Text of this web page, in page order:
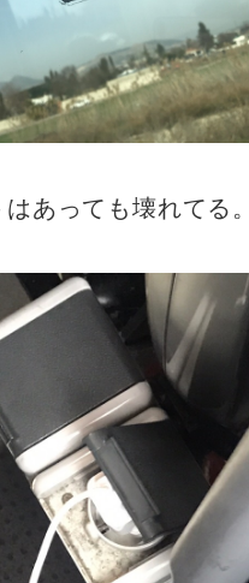
あっても壊れてる。